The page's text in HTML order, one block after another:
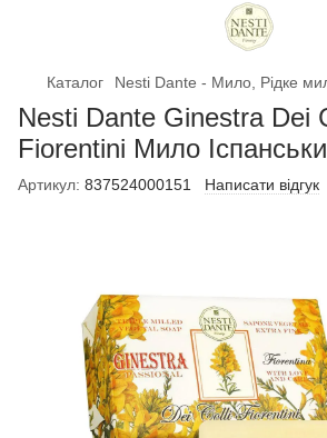
Каталог Nesti Dante - Мило, Рідке
Nesti Dante Ginestra Dei
Fiorentini Мило
Артикул: 837524000151 Написати відгук